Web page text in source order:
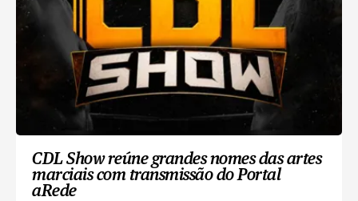
CDL Show reúne grandes nomes das artes
marciais com transmissão do Portal
aRede